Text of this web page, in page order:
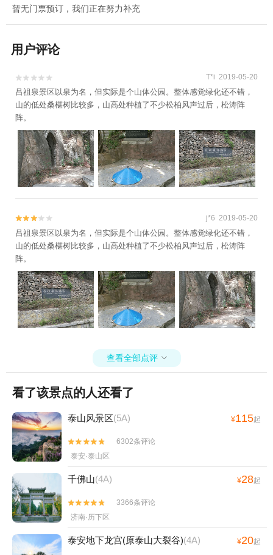
暂无门票预订，我们正在努力补充
用户评论

 T*i 2019-05-20
吕祖泉景区以泉为名，但实际是个山体公园。整体感觉绿化还不错，
山的低处桑椹树比较多，山高处种植了不少松柏风声过后，松涛阵
阵。

 j*6 2019-05-20
吕祖泉景区以泉为名，但实际是个山体公园。整体感觉绿化还不错，
山的低处桑椹树比较多，山高处种植了不少松柏风声过后，松涛阵
阵。
查看全部点评 
看了该景点的人还看了
泰山风景区(5A) ¥115起


6302条评论
泰安·泰山区
千佛山(4A) ¥28起


3366条评论
济南·历下区
泰安地下龙宫(原泰山大裂谷)(4A) ¥20起